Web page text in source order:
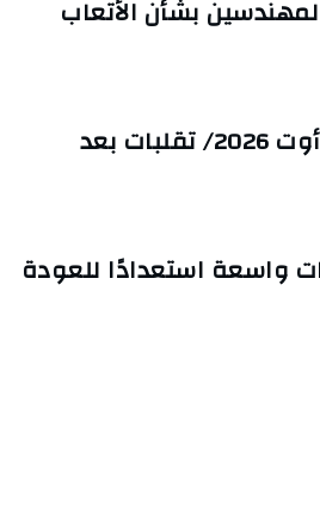
بشأن الأتعاب
طقس الجمعة 7 أوت 2026/ تقلبات بعد
واسعة استعدادًا للعودة